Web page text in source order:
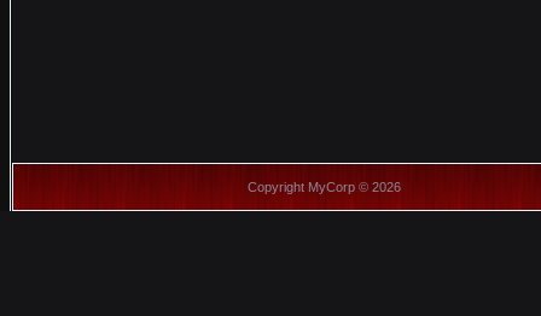
Copyright MyCorp © 2026